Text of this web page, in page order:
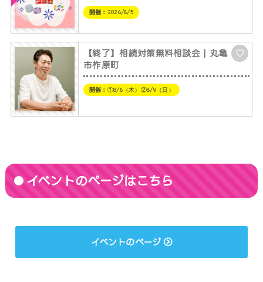
開催： 2026/8/5
【終了】相続対策無料相談会 | 丸亀
市柞原町
♡
開催： ①8/6（木）②8/9（日）
イベントのページはこちら
イベントのページ